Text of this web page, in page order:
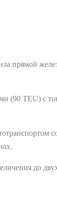
прямой
TEU) с
до